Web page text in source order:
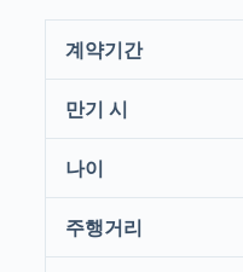
계약기간
만기 시
나이
주행거리